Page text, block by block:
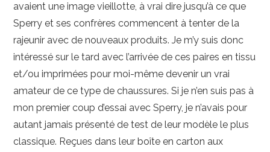
avaient une image vieillotte, à vrai dire jusqu’à ce que
Sperry et ses confrères commencent à tenter de la
rajeunir avec de nouveaux produits. Je m’y suis donc
intéressé sur le tard avec l’arrivée de ces paires en tissu
et/ou imprimées pour moi-même devenir un vrai
amateur de ce type de chaussures. Si je n’en suis pas à
mon premier coup d’essai avec Sperry, je n’avais pour
autant jamais présenté de test de leur modèle le plus
classique. Reçues dans leur boîte en carton aux